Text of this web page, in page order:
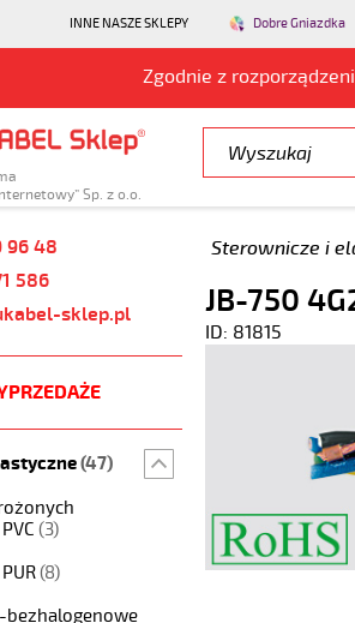
INNE NASZE SKLEPY Dobre Gniazdka
Zgodnie z
Sp. z o.o.
96 48
586
sklep.pl
(47)
(3)
(8)
Sterownicze i
JB-750
ID: 81815